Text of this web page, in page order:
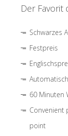
Der Favorit
Schwarzes
Festpreis
60 Minuten
Convenient
point